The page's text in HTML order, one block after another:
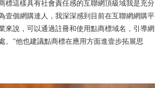
標這樣具有社會責任感的互聯網頂級域我是充分
壹個網購達人，我深深感到目前在互聯網網購平
來說，可以通過註冊和使用點商標域名，引導網
。”他也建議點商標在應用方面進壹步拓展思